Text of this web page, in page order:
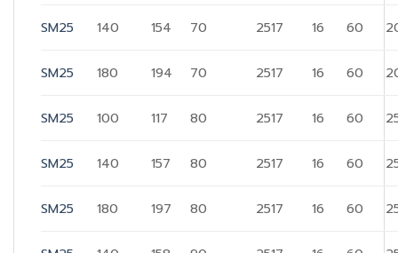
SM25 140 154 70 2517 16 60
SM25 180 194 70 2517 16 60
SM25 100 117 80 2517 16 60
SM25 140 157 80 2517 16 60
SM25 180 197 80 2517 16 60